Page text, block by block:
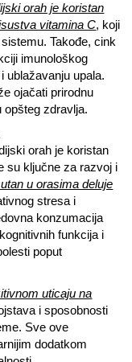
orah je koristan
vitamina C, koji
Takođe, cink
imunološkog
ublažavanju upala.
ojačati prirodnu
opšteg zdravlja.
orah je koristan
su ključne za razvoj i
u orasima deluje
stresa i
konzumacija
funkcija i
poput
uticaju na
i sposobnosti
Sve ove
dodatkom